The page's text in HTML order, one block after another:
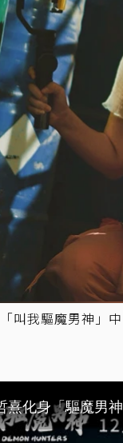
叫我驅魔男神」